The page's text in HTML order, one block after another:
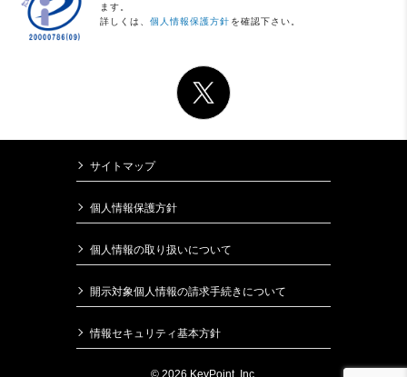
ます。
詳しくは、個人情報保護方針 を確認下さい。
サイトマップ
個人情報保護方針
個人情報の取り扱いについて
開示対象個人情報の請求手続きについて
情報セキュリティ基本方針
© 2026 KeyPoint, Inc.